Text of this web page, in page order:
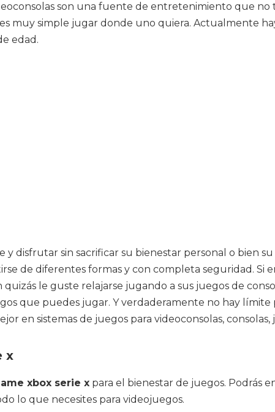
son una fuente de entretenimiento que
muy simple jugar donde uno quiera. Actualmente
edad.
disfrutar sin sacrificar su bienestar personal o bien
de diferentes formas y con completa seguridad. Si
le guste relajarse jugando a sus juegos de
que puedes jugar. Y verdaderamente no hay
en sistemas de juegos para videoconsolas, consolas,
x
xbox serie x para el bienestar de juegos. Podrás
lo que necesites para videojuegos.